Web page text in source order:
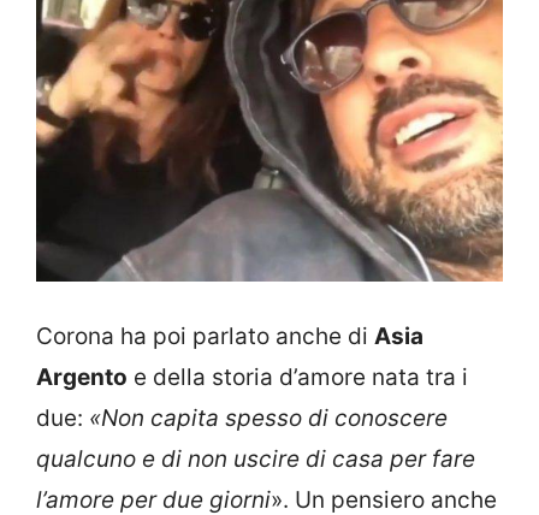
Corona ha poi parlato anche di Asia
Argento e della storia d’amore nata tra i
due: «Non capita spesso di conoscere
qualcuno e di non uscire di casa per fare
l’amore per due giorni». Un pensiero anche